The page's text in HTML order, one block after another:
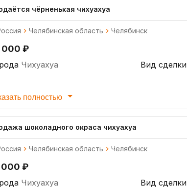
чёрненькая чихуахуа
Челябинская область Челябинск
000 ₽
Чихуахуа Вид сделки
полностью
шоколадного окраса чихуахуа
Челябинская область Челябинск
000 ₽
Чихуахуа Вид сделки